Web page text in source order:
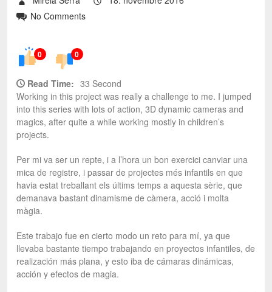
No Comments
0 0
Read Time: 33 Second
Working in this project was really a challenge to me. I jumped
into this series with lots of action, 3D dynamic cameras and
magics, after quite a while working mostly in children’s
projects.
Per mi va ser un repte, i a l’hora un bon exercici canviar una
mica de registre, i passar de projectes més infantils en que
havia estat treballant els últims temps a aquesta sèrie, que
demanava bastant dinamisme de càmera, acció i molta
màgia.
Este trabajo fue en cierto modo un reto para mí, ya que
llevaba bastante tiempo trabajando en proyectos infantiles, de
realización más plana, y esto iba de cámaras dinámicas,
acción y efectos de magia.